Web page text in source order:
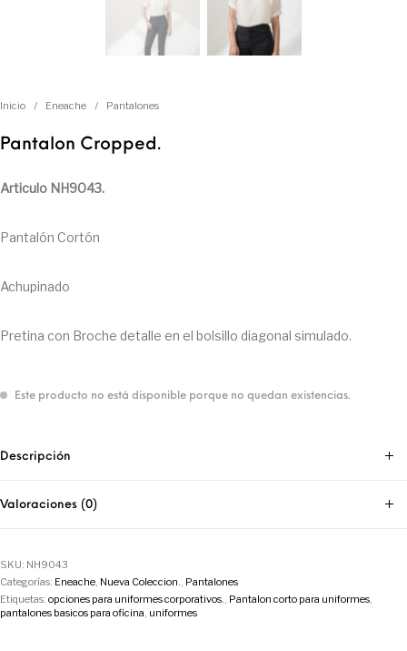
Inicio / Eneache / Pantalones
Pantalon Cropped.
Articulo NH9043.
Pantalón Cortón
Achupinado
Pretina con Broche detalle en el bolsillo diagonal simulado.
Este producto no está disponible porque no quedan existencias.
Descripción
Valoraciones (0)
SKU: NH9043
Categorías: Eneache, Nueva Coleccion., Pantalones
Etiquetas: opciones para uniformes corporativos., Pantalon corto para uniformes,
pantalones basicos para oficina, uniformes